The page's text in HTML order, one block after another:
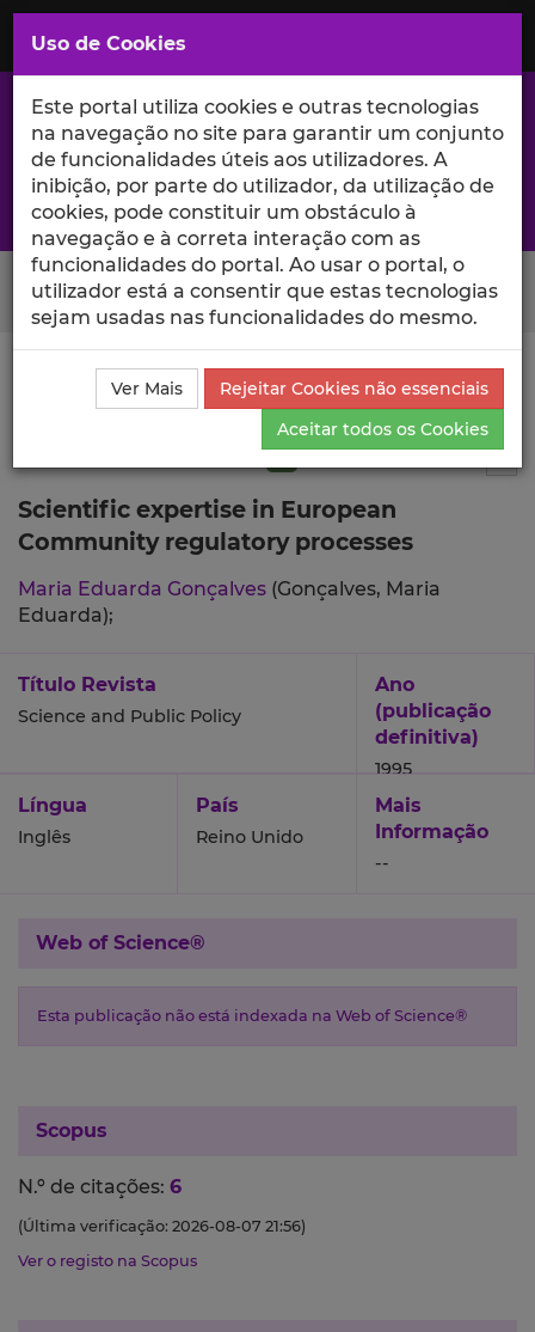
Saltar
para
Conteúdo
Principal
A excelência da investigação e ciência no Iscte
Search Button
Ciência_Iscte Publicações
Descrição Detalhada da
Publicação
Scientific expertise in European
Community regulatory processes
Maria Eduarda Gonçalves (Gonçalves, Maria
Eduarda);
Título Revista
Science and Public Policy
Ano
(publicação
definitiva)
1995
Língua
Inglês
País
Reino Unido
Mais
Informação
--
Web of Science®
Esta publicação não está indexada na Web of Science®
Scopus
N.º de citações: 6
(Última verificação: 2026-08-07 21:56)
Ver o registo na Scopus
Uso de Cookies
Este portal utiliza cookies e outras tecnologias
na navegação no site para garantir um conjunto
de funcionalidades úteis aos utilizadores. A
inibição, por parte do utilizador, da utilização de
cookies, pode constituir um obstáculo à
navegação e à correta interação com as
funcionalidades do portal. Ao usar o portal, o
utilizador está a consentir que estas tecnologias
sejam usadas nas funcionalidades do mesmo.
Ver Mais
Rejeitar Cookies não essenciais
Aceitar todos os Cookies